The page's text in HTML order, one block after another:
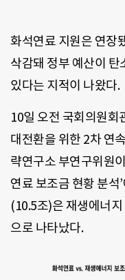
화석연료 지원은 연장
삭감돼 정부 예산이
있다는 지적이 나왔다.
10일 오전 국회의원회
대전환을 위한 2차 연
략연구소 부연구위원
연료 보조금 현황 분석
(10.5조)은 재생에너
으로 나타났다.